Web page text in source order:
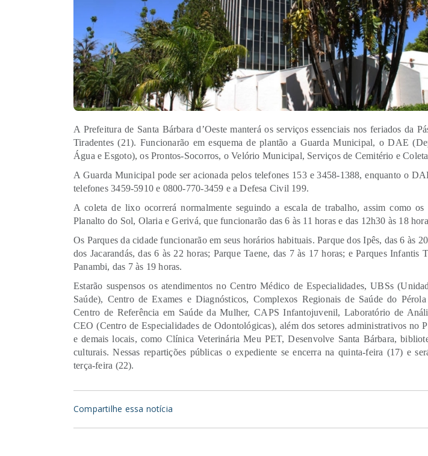
A Prefeitura de Santa Bárbara d’Oeste manterá os serviços essenciais nos feriados da
Tiradentes (21). Funcionarão em esquema de plantão a Guarda Municipal, o DAE
Água e Esgoto), os Prontos-Socorros, o Velório Municipal, Serviços de Cemitério e
A Guarda Municipal pode ser acionada pelos telefones 153 e 3458-1388, enquanto o
telefones 3459-5910 e 0800-770-3459 e a Defesa Civil 199.
A coleta de lixo ocorrerá normalmente seguindo a escala de trabalho, assim como os
Planalto do Sol, Olaria e Gerivá, que funcionarão das 6 às 11 horas e das 12h30 às 18
Os Parques da cidade funcionarão em seus horários habituais. Parque dos Ipês, das 6 às
dos Jacarandás, das 6 às 22 horas; Parque Taene, das 7 às 17 horas; e Parques Infantis
Panambi, das 7 às 19 horas.
Estarão suspensos os atendimentos no Centro Médico de Especialidades, UBSs
Saúde), Centro de Exames e Diagnósticos, Complexos Regionais de Saúde do
Centro de Referência em Saúde da Mulher, CAPS Infantojuvenil, Laboratório de
CEO (Centro de Especialidades de Odontológicas), além dos setores administrativos no
e demais locais, como Clínica Veterinária Meu PET, Desenvolve Santa Bárbara,
culturais. Nessas repartições públicas o expediente se encerra na quinta-feira (17) e
terça-feira (22).
Compartilhe essa notícia